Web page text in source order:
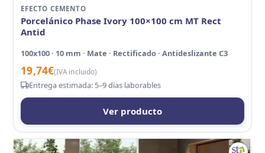
EFECTO CEMENTO
Porcelánico Phase Ivory 100×100 cm MT Rect
Antid
100x100 · 10 mm · Mate · Rectificado · Antideslizante C3
19,74€(IVA incluido)
Entrega estimada: 5–9 días laborables
Ver producto